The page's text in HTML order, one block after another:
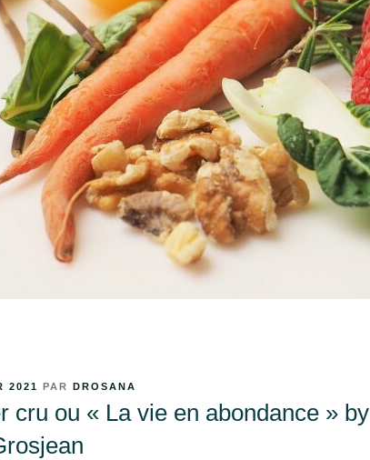
2021 PAR DROSANA
cru ou « La vie en abondance » by